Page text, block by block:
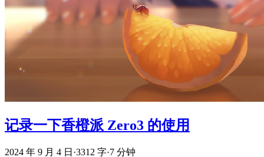
记录一下香橙派 Zero3 的使用
2024 年 9 月 4 日 ·3312 字·7 分钟